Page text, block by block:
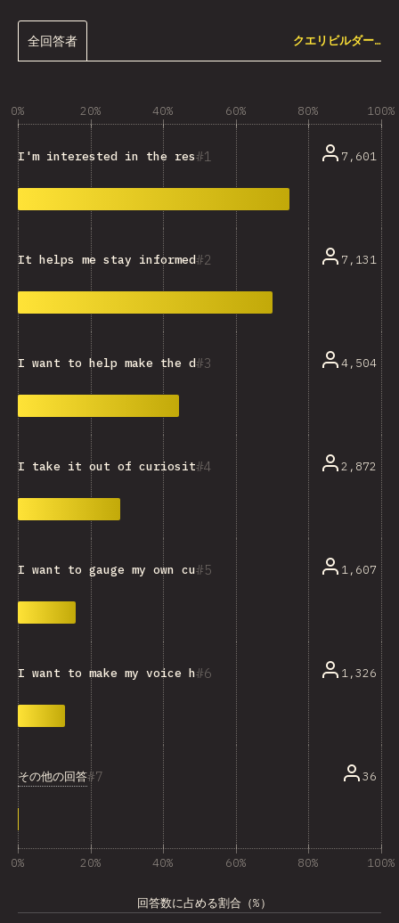
全回答者 クエリビルダー…
0% 20% 40% 60% 80% 100%
1
I'm interested in the resulting data and trends.7,601
2
It helps me stay informed and keep up with the7,131
3
I want to help make the dataset more representative.
4,504
4
I take it out of curiosity, or just for fun. 2,872
5
I want to gauge my own current knowledge. 1,607
6
I want to make my voice heard and influence the1,326
7
その他の回答 36
0% 20% 40% 60% 80% 100%
回答数に占める割合（%）